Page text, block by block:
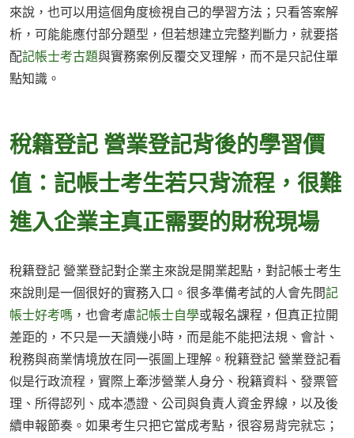
來說，也可以用這個角度檢視自己的學習方法；只看答案解
析，可能能應付部分題型，但若想建立完整判斷力，就要搭
配記帳士考古題與實務案例反覆交叉理解，而不是只記住單
點知識。
稅籍登記 營業登記背後的學習價
值：記帳士考生若只背流程，很難
進入企業主真正需要的財稅現場
稅籍登記 營業登記對企業主來說是開業起點，對記帳士考生
來說則是一個很好的實務入口。很多準備考試的人會先問記
帳士好考嗎 ，也會考慮記帳士自學或報名課程，但真正拉開
差距的，不只是一天讀幾小時，而是能不能把法規、會計、
稅務與商業情境放在同一張圖上理解。稅籍登記 營業登記看
似是行政流程，實際上牽涉營業人身分、稅籍資料、發票管
理、所得認列、成本憑證、公司與負責人資金界線，以及後
續申報節奏。如果考生只把它當成考點，很容易背完就忘；